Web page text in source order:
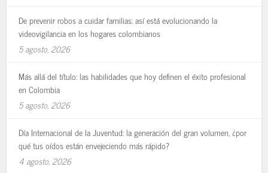
De prevenir robos a cuidar familias: así está evolucionando la
videovigilancia en los hogares colombianos
5 agosto, 2026
Más allá del título: las habilidades que hoy definen el éxito profesional
en Colombia
5 agosto, 2026
Día Internacional de la Juventud: la generación del gran volumen, ¿por
qué tus oídos están envejeciendo más rápido?
4 agosto, 2026